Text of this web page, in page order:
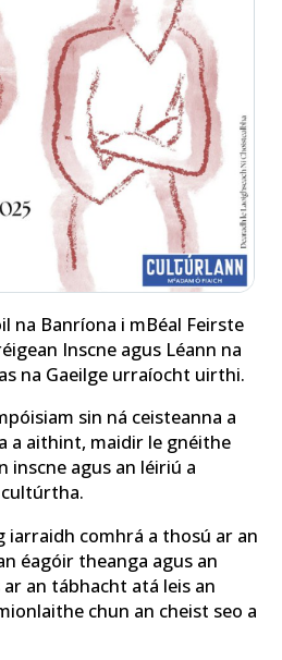
na Banríona i mBéal Feirste
Inscne agus Léann na
na Gaeilge urraíocht uirthi.
sin ná ceisteanna a
a aithint, maidir le gnéithe
inscne agus an léiriú a
iarraidh comhrá a thosú ar an
éagóir theanga agus an
an tábhacht atá leis an
chun an cheist seo a